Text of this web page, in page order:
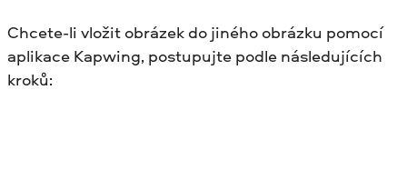
Chcete-li vložit obrázek do jiného obrázku pomocí
aplikace Kapwing, postupujte podle následujících
kroků: